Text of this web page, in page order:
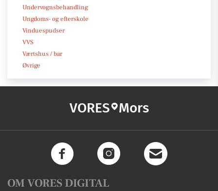
Undervognsbehandling
Ungdoms- og efterskole
Vinduespudser
VVS
Værtshus / bar
Øvrige
VORES Mors
OM VORES DIGITAL